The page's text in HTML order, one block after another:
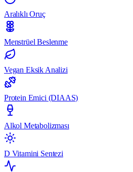
Aralıklı Oruç
Menstrüel Beslenme
Vegan Eksik Analizi
Protein Emici (DIAAS)
Alkol Metabolizması
D Vitamini Sentezi